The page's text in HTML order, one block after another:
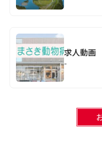
求人動画
-